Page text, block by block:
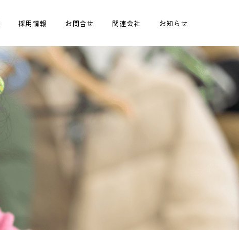
採用情報 お問合せ 関連会社 お知らせ